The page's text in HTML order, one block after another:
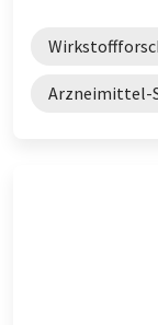
Arzneimittel-